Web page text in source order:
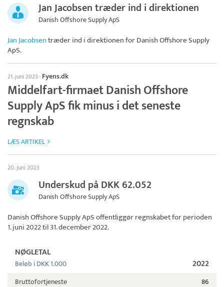
Jan Jacobsen træder ind i direktionen
Danish Offshore Supply ApS
Jan Jacobsentræder ind i direktionen forDanish Offshore Supply
ApS.
21. juni 2023 · Fyens.dk
Middelfart-firmaet Danish Offshore
Supply ApS fik minus i det seneste
regnskab
LÆS ARTIKEL
20. juni 2023
Underskud på DKK 62.052
Danish Offshore Supply ApS
Danish Offshore Supply ApSoffentliggør regnskabet for perioden
1. juni 2022 til 31. december 2022.
NØGLETAL
Beløb i DKK 1.000 2022
Bruttofortjeneste 86